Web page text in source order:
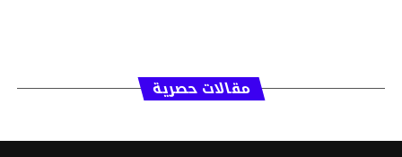
مقالات حصرية